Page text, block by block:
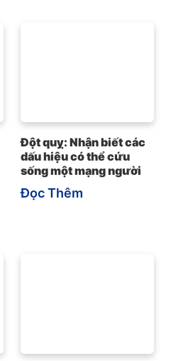
Đột quỵ: Nhận biết các
dấu hiệu có thể cứu
sống một mạng người
Đọc Thêm